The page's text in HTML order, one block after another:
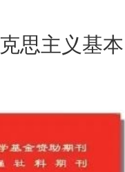
思主义基本